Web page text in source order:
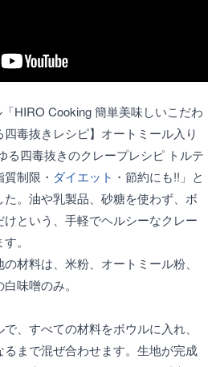
HIRO Cooking 簡単美味しいこだわ
毒抜きレシピ】オートミール入り
る四毒抜きのクレープレシピ トルテ
制限・ ダイエット ・節約にも!!」と
。油や乳製品、砂糖を使わず、ボ
という、手軽でヘルシーなクレー
。
材料は、米粉、オートミール粉、
味噌のみ。
、すべての材料をボウルに入れ、
まで混ぜ合わせます。生地が完成